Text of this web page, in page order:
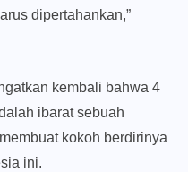
dipertahankan,”
kembali bahwa 4
ibarat sebuah
kokoh berdirinya
ini.